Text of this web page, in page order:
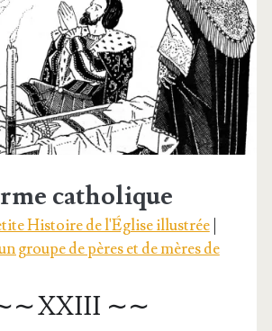
catholique
Histoire de l'Église illustrée|
groupe de pères et de mères de
XXIII ∼∼